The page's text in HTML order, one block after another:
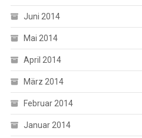
Juni 2014
Mai 2014
April 2014
März 2014
Februar 2014
Januar 2014